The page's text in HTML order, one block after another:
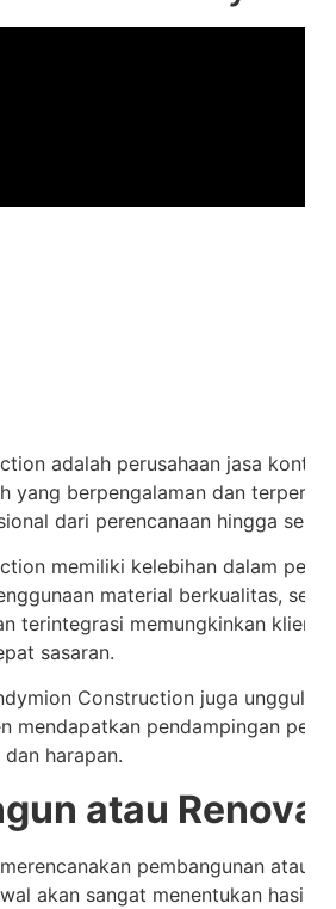
adalah perusahaan jasa
yang berpengalaman dan
dari perencanaan hingga
memiliki kelebihan dalam
material berkualitas,
terintegrasi memungkinkan klien
sasaran.
Construction juga unggul
mendapatkan pendampingan
harapan.
atau
pembangunan atau
akan sangat menentukan hasil